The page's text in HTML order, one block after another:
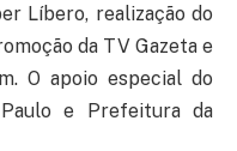
Líbero, realização do
da TV Gazeta e
O apoio especial do
e Prefeitura da